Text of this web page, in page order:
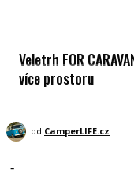
Veletrh FOR
více prostoru
od CamperLIFE.cz
-